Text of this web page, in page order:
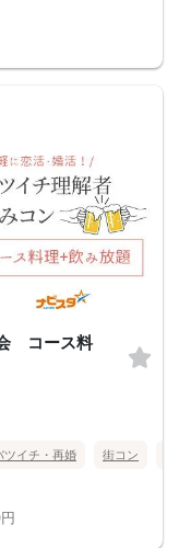
コース料
ツイチ・再婚 街コン